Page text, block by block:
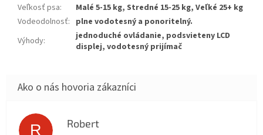
Veľkosť psa:
Malé 5-15 kg, Stredné 15-25 kg, Veľké 25+ kg
Vodeodolnosť: plne vodotesný a ponoritelný.
Výhody:
jednoduché ovládanie, podsvieteny LCD
displej, vodotesný prijímač
R Robert